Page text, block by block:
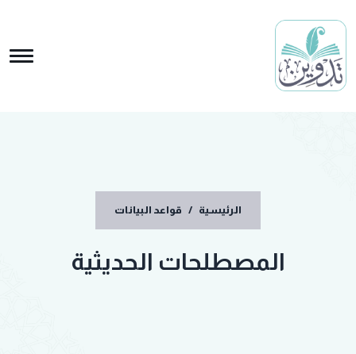
الرئيسية / قواعد البيانات
المصطلحات الحديثية